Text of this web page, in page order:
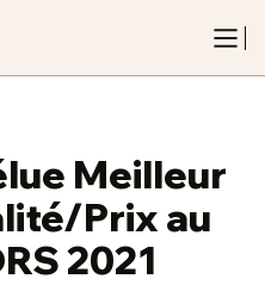
Meilleur
Prix au
2021